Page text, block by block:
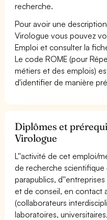
recherche.
Pour avoir une
Virologue vous pouvez
Emploi et consulter la
Le code ROME (pour
métiers et des emplois)
d'identifier de manière
Diplômes et
Virologue
L''activité de cet emploi/
de recherche scientifique
parapublics,
et de conseil, en contact
(collaborateurs
laboratoires,